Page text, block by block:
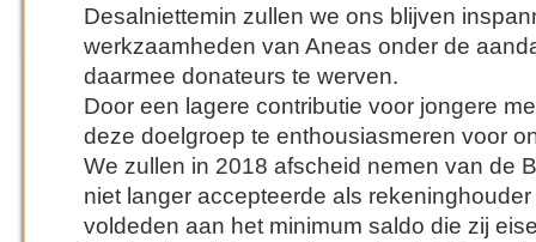
Desalniettemin zullen we ons blijven
werkzaamheden van Aneas onder de
daarmee donateurs te werven.
Door een lagere contributie voor jongere
deze doelgroep te enthousiasmeren voor
We zullen in 2018 afscheid nemen van de
niet langer accepteerde als
voldeden aan het minimum saldo die zij